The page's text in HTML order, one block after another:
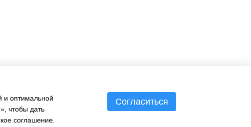
и оптимальной
чтобы дать
соглашение
Согласиться